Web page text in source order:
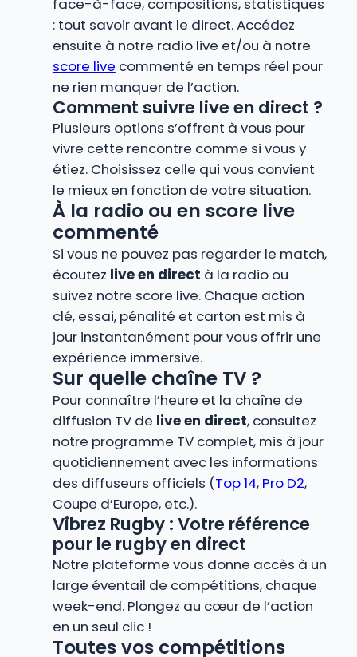
: tout savoir avant le direct. Accédez
ensuite à notre radio live et/ou à notre
score live commenté en temps réel pour
ne rien manquer de l’action.
Comment suivre live en direct ?
Plusieurs options s’offrent à vous pour
vivre cette rencontre comme si vous y
étiez. Choisissez celle qui vous convient
le mieux en fonction de votre situation.
À la radio ou en score live
commenté
Si vous ne pouvez pas regarder le match,
écoutez live en direct à la radio ou
suivez notre score live. Chaque action
clé, essai, pénalité et carton est mis à
jour instantanément pour vous offrir une
expérience immersive.
Sur quelle chaîne TV ?
Pour connaître l’heure et la chaîne de
diffusion TV de live en direct, consultez
notre programme TV complet, mis à jour
quotidiennement avec les informations
des diffuseurs officiels (Top 14, Pro D2,
Coupe d’Europe, etc.).
Vibrez Rugby : Votre référence
pour le rugby en direct
Notre plateforme vous donne accès à un
large éventail de compétitions, chaque
week-end. Plongez au cœur de l’action
en un seul clic !
Toutes vos compétitions